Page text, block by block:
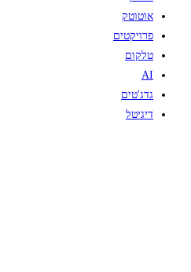
אוטוטק
פרויקטים
טלקום
AI
גדג'טים
דיגיטל